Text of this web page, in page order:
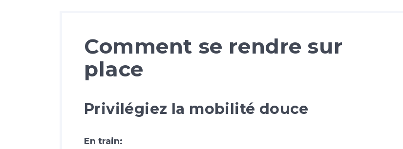
Comment se rendre sur
place
Privilégiez la mobilité douce
En train: